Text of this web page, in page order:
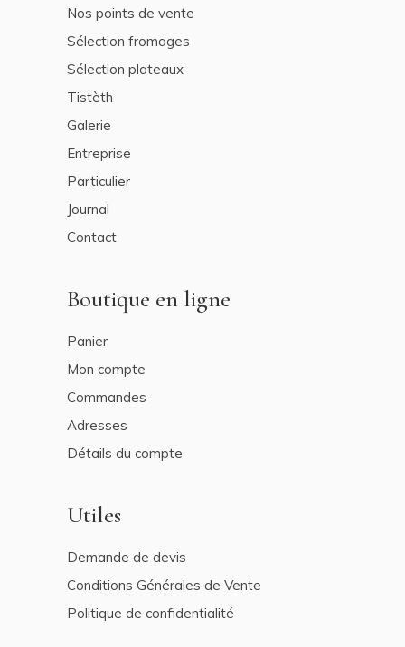
Nos points de vente
Sélection fromages
Sélection plateaux
Tistèth
Galerie
Entreprise
Particulier
Journal
Contact
Boutique en ligne
Panier
Mon compte
Commandes
Adresses
Détails du compte
Utiles
Demande de devis
Conditions Générales de Vente
Politique de confidentialité